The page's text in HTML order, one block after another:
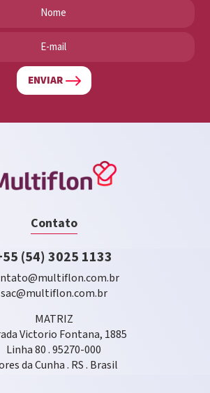
ENVIAR
Contato
(54) 3025 1133
sac@multiflon.com.br
MATRIZ
Victorio Fontana, 1885
Linha 80 . 95270-000
da Cunha . RS . Brasil